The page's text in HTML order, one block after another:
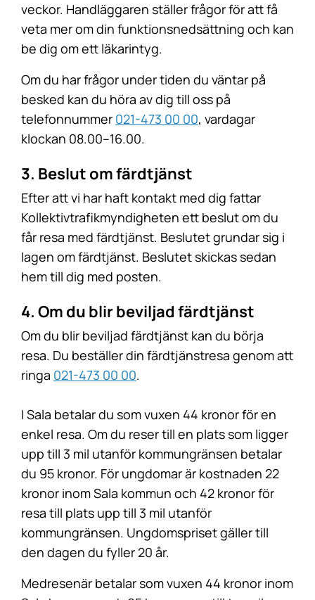
veckor. Handläggaren ställer frågor för att få
veta mer om din funktionsnedsättning och kan
be dig om ett läkarintyg.
Om du har frågor under tiden du väntar på
besked kan du höra av dig till oss på
telefonnummer 021-473 00 00, vardagar
klockan 08.00–16.00.
3. Beslut om färdtjänst
Efter att vi har haft kontakt med dig fattar
Kollektivtrafikmyndigheten ett beslut om du
får resa med färdtjänst. Beslutet grundar sig i
lagen om färdtjänst. Beslutet skickas sedan
hem till dig med posten.
4. Om du blir beviljad färdtjänst
Om du blir beviljad färdtjänst kan du börja
resa. Du beställer din färdtjänstresa genom att
ringa 021-473 00 00.
I Sala betalar du som vuxen 44 kronor för en
enkel resa. Om du reser till en plats som ligger
upp till 3 mil utanför kommungränsen betalar
du 95 kronor. För ungdomar är kostnaden 22
kronor inom Sala kommun och 42 kronor för
resa till plats upp till 3 mil utanför
kommungränsen. Ungdomspriset gäller till
den dagen du fyller 20 år.
Medresenär betalar som vuxen 44 kronor inom